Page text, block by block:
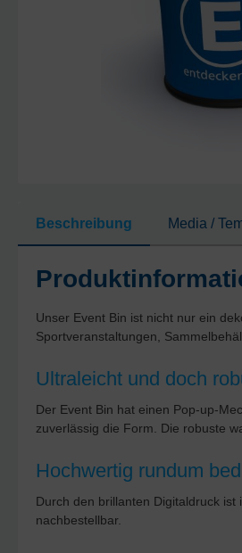
Beschreibung Media /
Unser Event Bin ist nicht nur ein
Sportveranstaltungen,
Ultraleicht und doch
Der Event Bin hat einen Pop-up-
zuverlässig die Form. Die robuste
Hochwertig rundum
Durch den brillanten Digitaldruck
nachbestellbar.